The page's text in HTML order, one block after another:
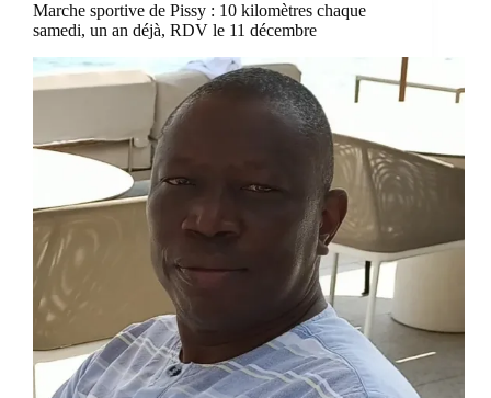
Marche sportive de Pissy : 10 kilomètres chaque
samedi, un an déjà, RDV le 11 décembre